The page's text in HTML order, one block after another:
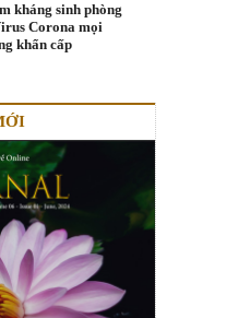
kháng sinh phòng
Corona mọi
khẩn cấp